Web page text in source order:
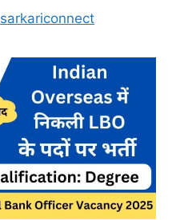
sarkariconnect